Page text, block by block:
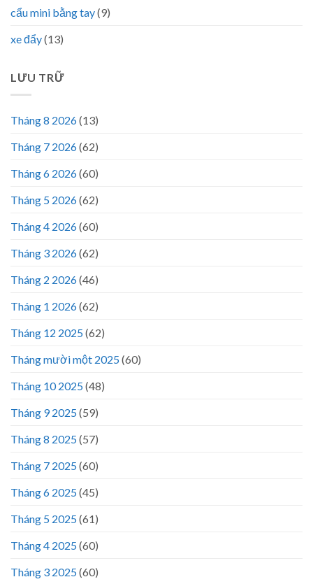
cẩu mini bằng tay(9)
xe đẩy(13)
LƯU TRỮ
Tháng 8 2026(13)
Tháng 7 2026(62)
Tháng 6 2026(60)
Tháng 5 2026(62)
Tháng 4 2026(60)
Tháng 3 2026(62)
Tháng 2 2026(46)
Tháng 1 2026(62)
Tháng 12 2025(62)
Tháng mười một 2025(60)
Tháng 10 2025(48)
Tháng 9 2025(59)
Tháng 8 2025(57)
Tháng 7 2025(60)
Tháng 6 2025(45)
Tháng 5 2025(61)
Tháng 4 2025(60)
Tháng 3 2025(60)